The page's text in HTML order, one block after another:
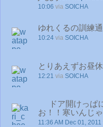
10:06 via SOICHA
ゆれくるの訓練
10:24 via SOICHA
とりあえずお昼休
12:21 via SOICHA
ドア開けっぱ
お！！寒いんじ
11:36 AM Dec 01, 2011